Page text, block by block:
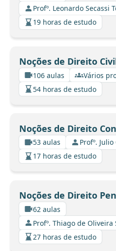
Profº. Leonardo Secassi
19 horas de estudo
Noções de Direito
106 aulas
Vários
54 horas de estudo
Noções de Direito
53 aulas
Profº.
17 horas de estudo
Noções de Direito
62 aulas
Profº. Thiago de Oliveira
27 horas de estudo